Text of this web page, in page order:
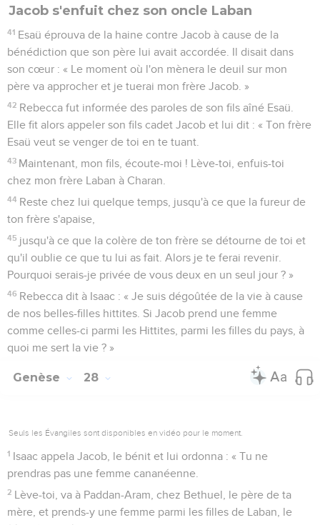
Jacob s'enfuit chez son oncle Laban
41 Esaü éprouva de la haine contre Jacob à cause de la
bénédiction que son père lui avait accordée. Il disait dans
son cœur : « Le moment où l'on mènera le deuil sur mon
père va approcher et je tuerai mon frère Jacob. »
42 Rebecca fut informée des paroles de son fils aîné Esaü.
Elle fit alors appeler son fils cadet Jacob et lui dit : « Ton frère
Esaü veut se venger de toi en te tuant.
43 Maintenant, mon fils, écoute-moi ! Lève-toi, enfuis-toi
chez mon frère Laban à Charan.
44 Reste chez lui quelque temps, jusqu'à ce que la fureur de
ton frère s'apaise,
45 jusqu'à ce que la colère de ton frère se détourne de toi et
qu'il oublie ce que tu lui as fait. Alors je te ferai revenir.
Pourquoi serais-je privée de vous deux en un seul jour ? »
46 Rebecca dit à Isaac : « Je suis dégoûtée de la vie à cause
de nos belles-filles hittites. Si Jacob prend une femme
comme celles-ci parmi les Hittites, parmi les filles du pays, à
quoi me sert la vie ? »
Genèse 28
Seuls les Évangiles sont disponibles en vidéo pour le moment.
1 Isaac appela Jacob, le bénit et lui ordonna : « Tu ne
prendras pas une femme cananéenne.
2 Lève-toi, va à Paddan-Aram, chez Bethuel, le père de ta
mère, et prends-y une femme parmi les filles de Laban, le